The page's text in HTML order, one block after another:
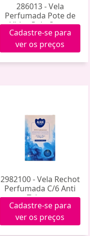
286013 - Vela
Perfumada Pote de
Vidro Palo Santo
Cadastre-se para
ver os preços
2982100 - Vela Rechot
Perfumada C/6 Anti
Tabaco
Cadastre-se para
ver os preços